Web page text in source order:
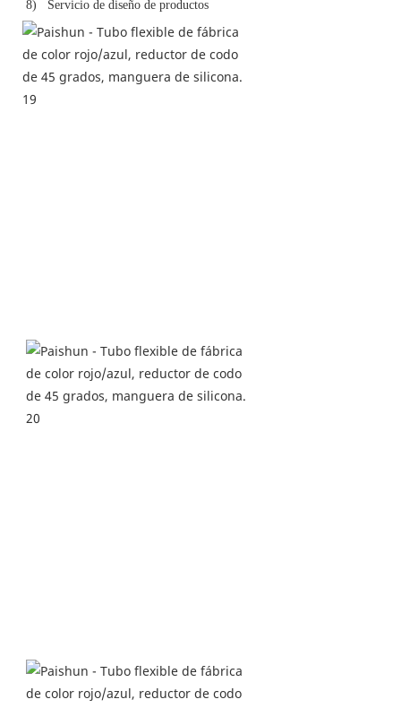
8) Servicio de diseño de productos